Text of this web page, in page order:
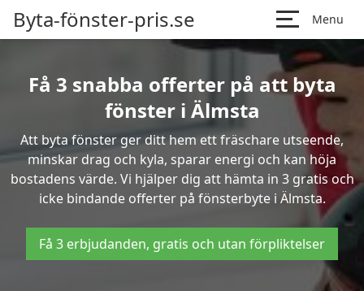
Byta-fönster-pris.se Menu
Få 3 snabba offerter på att byta
fönster i Älmsta
Att byta fönster ger ditt hem ett fräschare utseende,
minskar drag och kyla, sparar energi och kan höja
bostadens värde. Vi hjälper dig att hämta in 3 gratis och
icke bindande offerter på fönsterbyte i Älmsta.
Få 3 erbjudanden, gratis och utan förpliktelser